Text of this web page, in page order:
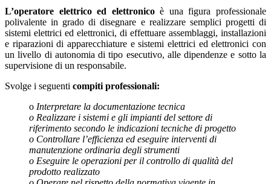
L’operatore elettrico ed elettronicoè una figura professionale
polivalente in grado di disegnare e realizzare semplici progetti di
sistemi elettrici ed elettronici, di effettuare assemblaggi, installazioni
e riparazioni di apparecchiature e sistemi elettrici ed elettronici con
un livello di autonomia di tipo esecutivo, alle dipendenze e sotto la
supervisione di un responsabile.
Svolge i seguenti compiti professionali:
o Interpretare la documentazione tecnica
o Realizzare i sistemi e gli impianti del settore di
riferimento secondo le indicazioni tecniche di progetto
o Controllare l’efficienza ed eseguire interventi di
manutenzione ordinaria degli strumenti
o Eseguire le operazioni per il controllo di qualità del
prodotto realizzato